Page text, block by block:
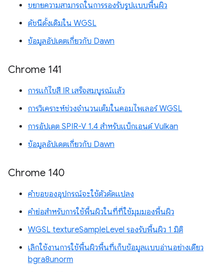
ขยายความสามารถในการรองรับรูปแบบพื้นผิว
ดัชนีดั้งเดิมใน WGSL
ข้อมูลอัปเดตเกี่ยวกับ Dawn
Chrome 141
การแก้ไขสี IR เสร็จสมบูรณ์แล้ว
การวิเคราะห์ช่วงจำนวนเต็มในคอมไพเลอร์ WGSL
การอัปเดต SPIR-V 1.4 สำหรับแบ็กเอนด์ Vulkan
ข้อมูลอัปเดตเกี่ยวกับ Dawn
Chrome 140
คำขอของอุปกรณ์จะใช้ตัวดัดแปลง
คำย่อสำหรับการใช้พื้นผิวในที่ที่ใช้มุมมองพื้นผิว
WGSL textureSampleLevel รองรับพื้นผิว 1 มิติ
เลิกใช้งานการใช้พื้นผิวพื้นที่เก็บข้อมูลแบบอ่านอย่างเดียว
bgra8unorm